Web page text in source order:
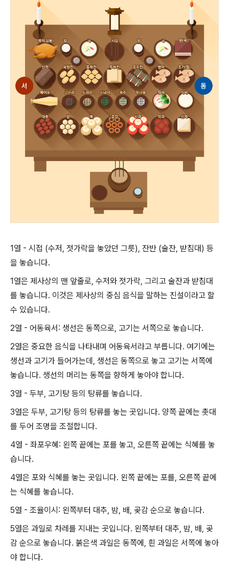
1열 - 시접 (수저, 젓가락을 놓았던 그릇), 잔반 (술잔, 받침대) 등
을 놓습니다.
1열은 제사상의 맨 앞줄로, 수저와 젓가락, 그리고 술잔과 받침대
를 놓습니다. 이것은 제사상의 중심 음식을 말하는 진설이라고 할
수 있습니다.
2열 - 어동육서: 생선은 동쪽으로, 고기는 서쪽으로 놓습니다.
2열은 중요한 음식을 나타내며 어동육서라고 부릅니다. 여기에는
생선과 고기가 들어가는데, 생선은 동쪽으로 놓고 고기는 서쪽에
놓습니다. 생선의 머리는 동쪽을 향하게 놓아야 합니다.
3열 - 두부, 고기탕 등의 탕류를 놓습니다.
3열은 두부, 고기탕 등의 탕류를 놓는 곳입니다. 양쪽 끝에는 촛대
를 두어 조명을 조절합니다.
4열 - 좌포우혜: 왼쪽 끝에는 포를 놓고, 오른쪽 끝에는 식혜를 놓
습니다.
4열은 포와 식혜를 놓는 곳입니다. 왼쪽 끝에는 포를, 오른쪽 끝에
는 식혜를 놓습니다.
5열 - 조율이시: 왼쪽부터 대추, 밤, 배, 곶감 순으로 놓습니다.
5열은 과일로 차레를 지내는 곳입니다. 왼쪽부터 대추, 밤, 배, 곶
감 순으로 놓습니다. 붉은색 과일은 동쪽에, 흰 과일은 서쪽에 놓아
야 합니다.